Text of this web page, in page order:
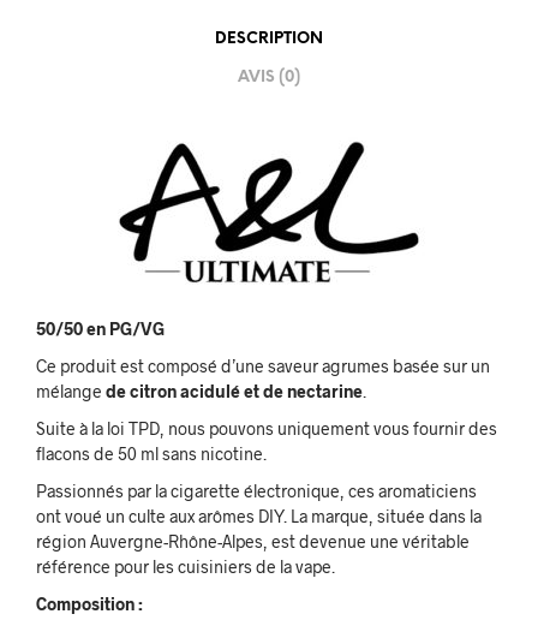
DESCRIPTION
AVIS (0)
50/50 en PG/VG
Ce produit est composé d’une saveur agrumes basée sur un
mélange de citron acidulé et denectarine
Suite à la loi TPD, nous pouvons uniquement vous fournir des
flacons de 50 ml sans nicotine.
Passionnés par la cigarette électronique, ces aromaticiens
ont voué un culte aux arômes DIY. La marque, située dans la
région Auvergne-Rhône-Alpes, est devenue une véritable
référence pour les cuisiniers de la vape.
Composition :